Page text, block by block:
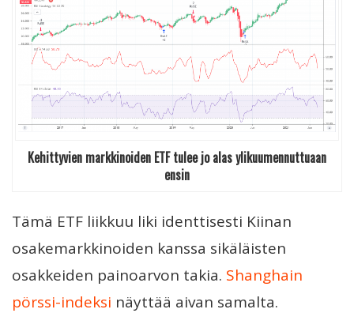
Kehittyvien markkinoiden ETF tulee jo alas ylikuumennuttuaan
ensin
Tämä ETF liikkuu liki identtisesti Kiinan
osakemarkkinoiden kanssa sikäläisten
osakkeiden painoarvon takia. Shanghain
pörssi-indeksi näyttää aivan samalta.